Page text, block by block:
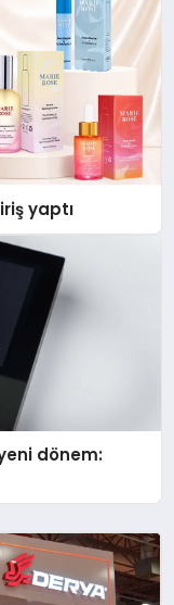
yaptı
dönem: